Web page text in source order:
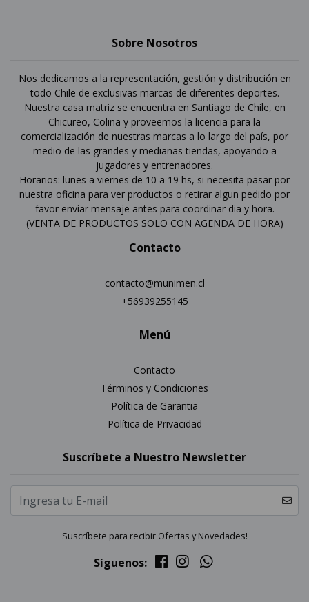
Sobre Nosotros
Nos dedicamos a la representación, gestión y distribución en
todo Chile de exclusivas marcas de diferentes deportes.
Nuestra casa matriz se encuentra en Santiago de Chile, en
Chicureo, Colina y proveemos la licencia para la
comercialización de nuestras marcas a lo largo del país, por
medio de las grandes y medianas tiendas, apoyando a
jugadores y entrenadores.
Horarios: lunes a viernes de 10 a 19 hs, si necesita pasar por
nuestra oficina para ver productos o retirar algun pedido por
favor enviar mensaje antes para coordinar dia y hora.
(VENTA DE PRODUCTOS SOLO CON AGENDA DE HORA)
Contacto
contacto@munimen.cl
+56939255145
Menú
Contacto
Términos y Condiciones
Política de Garantia
Política de Privacidad
Suscríbete a Nuestro Newsletter
Suscríbete para recibir Ofertas y Novedades!
Síguenos: